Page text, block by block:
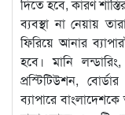
দিতে হবে, কারণ
ব্যবস্থা না নেয়ায়
ফিরিয়ে আনার
হবে। মানি
প্রস্টিটিউশন,
ব্যাপারে